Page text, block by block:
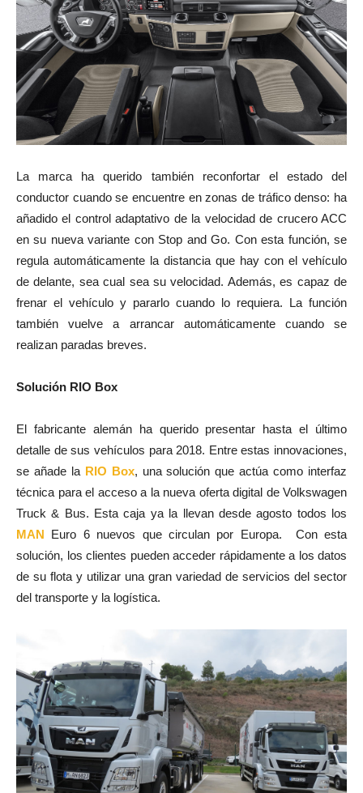
La marca ha querido también reconfortar el estado del
conductor cuando se encuentre en zonas de tráfico denso: ha
añadido el control adaptativo de la velocidad de crucero ACC
en su nueva variante con Stop and Go. Con esta función, se
regula automáticamente la distancia que hay con el vehículo
de delante, sea cual sea su velocidad. Además, es capaz de
frenar el vehículo y pararlo cuando lo requiera. La función
también vuelve a arrancar automáticamente cuando se
realizan paradas breves.
Solución RIO Box
El fabricante alemán ha querido presentar hasta el último
detalle de sus vehículos para 2018. Entre estas innovaciones,
se añade la RIO Box, una solución que actúa como interfaz
técnica para el acceso a la nueva oferta digital de Volkswagen
Truck & Bus. Esta caja ya la llevan desde agosto todos los
MAN Euro 6 nuevos que circulan por Europa. Con esta
solución, los clientes pueden acceder rápidamente a los datos
de su flota y utilizar una gran variedad de servicios del sector
del transporte y la logística.